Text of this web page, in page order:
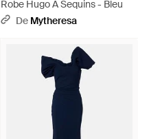
Robe Hugo A Sequins - Bleu
De Mytheresa